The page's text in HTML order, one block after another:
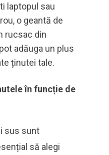
laptopul sau
o geantă de
rucsac din
adăuga un plus
ținutei tale.
în funcție de
sus sunt
să alegi